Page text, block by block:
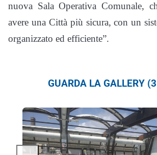
nuova Sala Operativa Comunale,
avere una Città più sicura, con un
organizzato ed efficiente”.
GUARDA LA GALLERY